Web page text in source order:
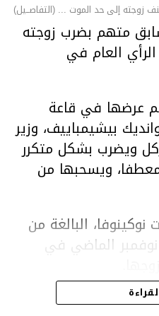
زوجته إلى حد الموت ... (التفاصــيل)
متهم بضرب زوجته
العام في
عرضها في قاعة
بيشيمباييف، وزير
ويضرب بشكل متكرر
ويسحبها من
البالغة من
في نوفمبر الماضي في
توفيت نوكينوفا